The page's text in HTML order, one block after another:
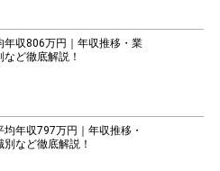
年収806万円｜年収推移・業
ど徹底解説！
均年収797万円｜年収推移・
など徹底解説！